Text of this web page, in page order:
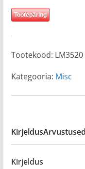
Tootepäring
Tootekood: LM3520
Kategooria: Misc
Kirjeldus
Kirjeldus